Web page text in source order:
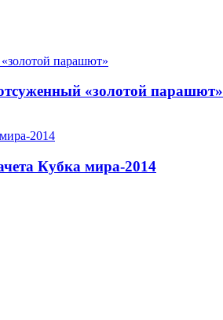
«золотой парашют»
Кубка мира-2014